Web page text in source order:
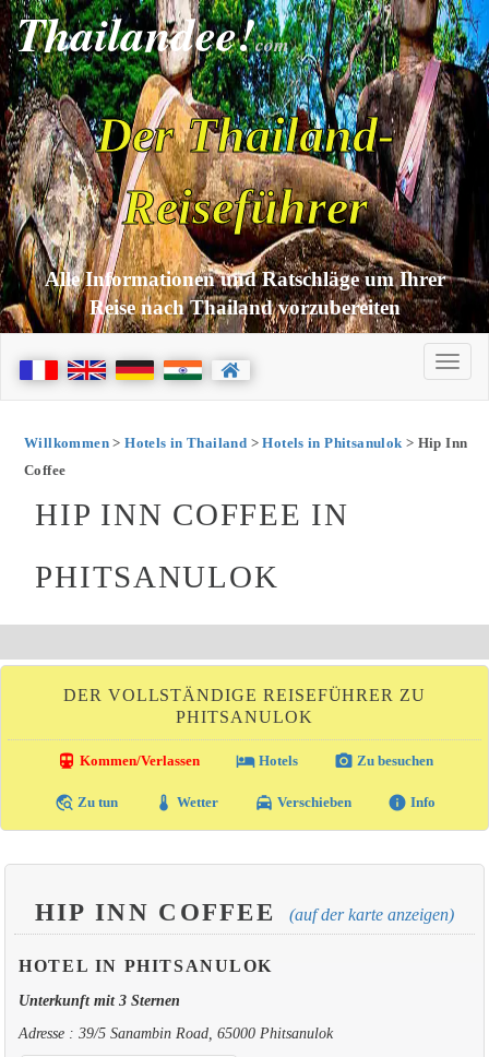
Thailandee!com
Der Thailand-
Reiseführer
Alle Informationen und Ratschläge um Ihrer
Reise nach Thailand vorzubereiten
Willkommen>Hotels in Thailand >Hotels in Phitsanulok > Hip Inn
Coffee
HIP INN COFFEE IN
PHITSANULOK
DER VOLLSTÄNDIGE REISEFÜHRER ZU
PHITSANULOK
directions_transit Kommen/Verlassen local_hotelHotels photo_camera Zu besuchen
travel_explore Zu tun thermostat Wetter local_taxi Verschieben info Info
HIP INN COFFEE (auf der karte anzeigen)
HOTEL IN PHITSANULOK
Unterkunft mit 3 Sternen
Adresse : 39/5 Sanambin Road, 65000 Phitsanulok